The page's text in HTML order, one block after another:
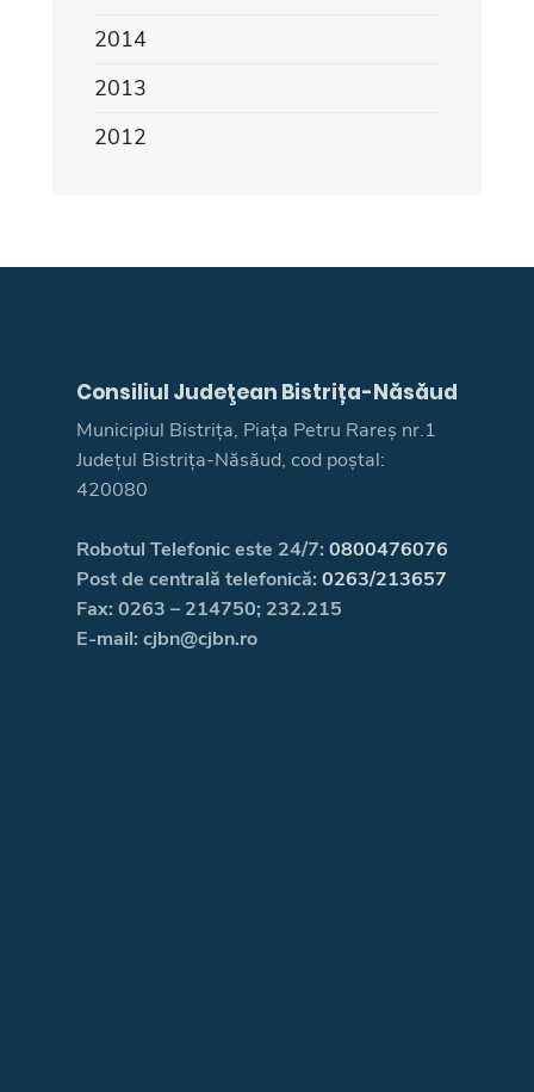
2014
2013
2012
Consiliul Judeţean Bistrița-Năsăud
Municipiul Bistrița, Piața Petru Rareș nr.1
Județul Bistrița-Năsăud, cod poștal:
420080
Robotul Telefonic este 24/7: 0800476076
Post de centrală telefonică: 0263/213657
Fax: 0263 – 214750; 232.215
E-mail: cjbn@cjbn.ro